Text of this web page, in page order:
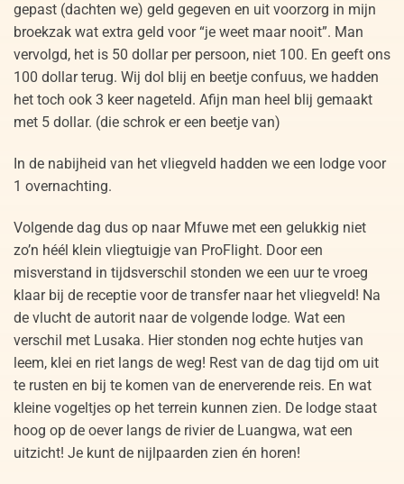
gepast (dachten we) geld gegeven en uit voorzorg in mijn
broekzak wat extra geld voor “je weet maar nooit”. Man
vervolgd, het is 50 dollar per persoon, niet 100. En geeft ons
100 dollar terug. Wij dol blij en beetje confuus, we hadden
het toch ook 3 keer nageteld. Afijn man heel blij gemaakt
met 5 dollar. (die schrok er een beetje van)
In de nabijheid van het vliegveld hadden we een lodge voor
1 overnachting.
Volgende dag dus op naar Mfuwe met een gelukkig niet
zo’n héél klein vliegtuigje van ProFlight. Door een
misverstand in tijdsverschil stonden we een uur te vroeg
klaar bij de receptie voor de transfer naar het vliegveld! Na
de vlucht de autorit naar de volgende lodge. Wat een
verschil met Lusaka. Hier stonden nog echte hutjes van
leem, klei en riet langs de weg! Rest van de dag tijd om uit
te rusten en bij te komen van de enerverende reis. En wat
kleine vogeltjes op het terrein kunnen zien. De lodge staat
hoog op de oever langs de rivier de Luangwa, wat een
uitzicht! Je kunt de nijlpaarden zien én horen!